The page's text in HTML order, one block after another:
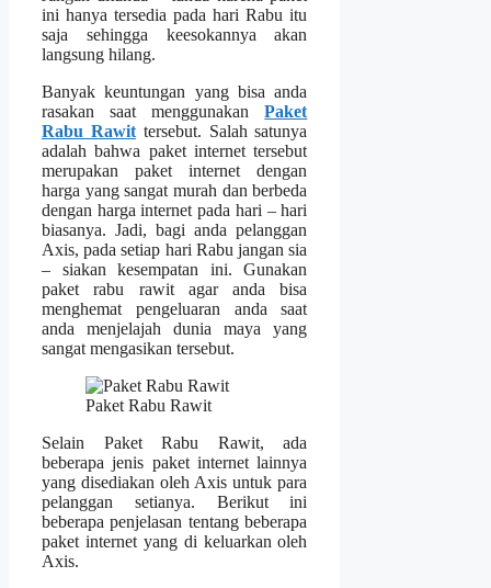
ini hanya tersedia pada hari Rabu itu
saja sehingga keesokannya akan
langsung hilang.
Banyak keuntungan yang bisa anda
rasakan saat menggunakanPaket
Rabu Rawittersebut. Salah satunya
adalah bahwa paket internet tersebut
merupakan paket internet dengan
harga yang sangat murah dan berbeda
dengan harga internet pada hari – hari
biasanya.Jadi, bagi anda pelanggan
Axis, pada setiap hari Rabu jangan sia
– siakan kesempatan ini. Gunakan
paket rabu rawit agar anda bisa
menghemat pengeluaran anda saat
anda menjelajah dunia maya yang
sangat mengasikan tersebut.
Paket Rabu Rawit
Selain Paket Rabu Rawit, ada
beberapa jenis paket internet lainnya
yang disediakan oleh Axis untuk para
pelanggan setianya. Berikut ini
beberapa penjelasan tentang beberapa
paket internet yang di keluarkan oleh
Axis.